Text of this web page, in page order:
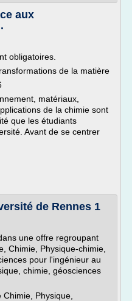
aux
obligatoires.
de la matière
matériaux,
de la chimie sont
que les étudiants
Avant de se centrer
de Rennes 1
une offre regroupant
Chimie, Physique-chimie,
pour l'ingénieur au
chimie, géosciences
Physique,